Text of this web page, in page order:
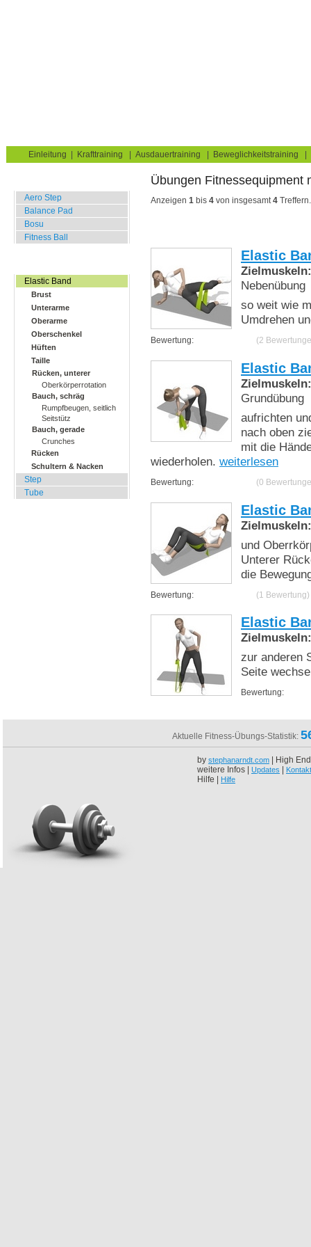
Einleitung Krafttraining Ausdauertraining Beweglichkeitstraining
Aero Step
Balance Pad
Bosu
Fitness Ball
Elastic Band
Brust
Unterarme
Oberarme
Oberschenkel
Hüften
Taille
Rücken, unterer
Oberkörperrotation
Bauch, schräg
Rumpfbeugen, seitlich
Seitstütz
Bauch, gerade
Crunches
Rücken
Schultern & Nacken
Step
Tube
Übungen Fitnessequipment
Anzeigen 1 bis 4 von insgesamt4 Treffern.
Elastic
Zielmuskeln:
Nebenübung
so weit wie
Umdrehen
Bewertung: (2
Elastic
Zielmuskeln:
Grundübung
aufrichten
nach oben
mit die
wiederholen. weiterlesen
Bewertung: (0
Elastic
Zielmuskeln:
und
Unterer
die
Bewertung: (1 Bewertung)
Elastic
Zielmuskeln:
zur anderen
Seite
Bewertung:
Aktuelle Fitness-Übungs-Statistik:
by stephanarndt.com | High
weitere Infos | Updates Kontakt
Hilfe | Hilfe